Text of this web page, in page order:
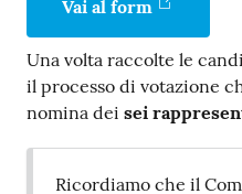
Vai al form
Una volta raccolte le
il processo di votazione
nomina dei sei
Ricordiamo che il